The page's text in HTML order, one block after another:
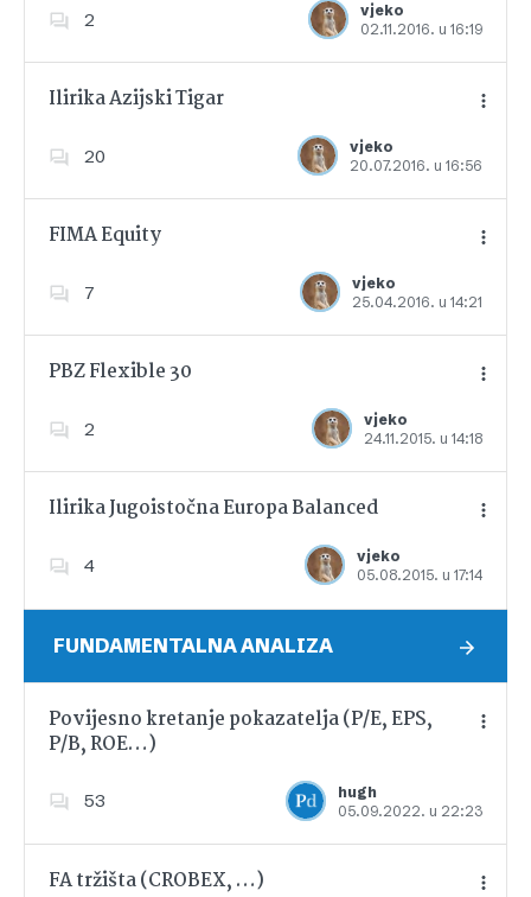
2
vjeko
02.11.2016. u 16:19
Dodajte u favorite
Ilirika Azijski Tigar
20
vjeko
20.07.2016. u 16:56
Dodajte u favorite
FIMA Equity
7
vjeko
25.04.2016. u 14:21
Dodajte u favorite
PBZ Flexible 30
2
vjeko
24.11.2015. u 14:18
Dodajte u favorite
Ilirika Jugoistočna Europa Balanced
4
vjeko
05.08.2015. u 17:14
Dodajte u favorite
FUNDAMENTALNA ANALIZA
Povijesno kretanje pokazatelja (P/E, EPS,
P/B, ROE…)
53
hugh
05.09.2022. u 22:23
Dodajte u favorite
FA tržišta (CROBEX, …)